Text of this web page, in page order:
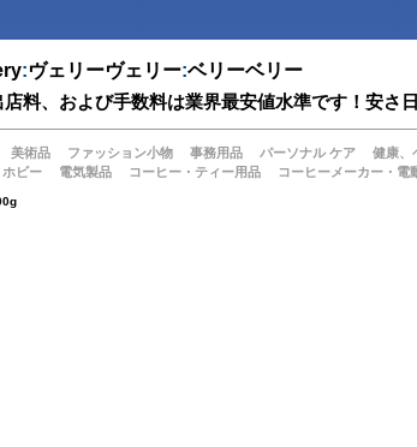
:ヴェリーヴェリー:ベリーベリー
料、および手数料は業界最安値水準です！安さ
美術品 ファッション小物 事務用品 パーソナル ケア 健康、
ビー 電気製品 コーヒー・ティー用品 コーヒーメーカー・電